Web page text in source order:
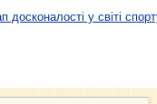
досконалості у світі